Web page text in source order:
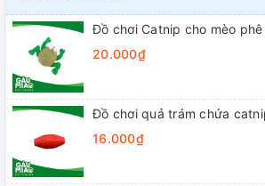
Đồ chơi Catnip cho mèo phê
20.000₫
Đồ chơi quả trám chứa
16.000₫